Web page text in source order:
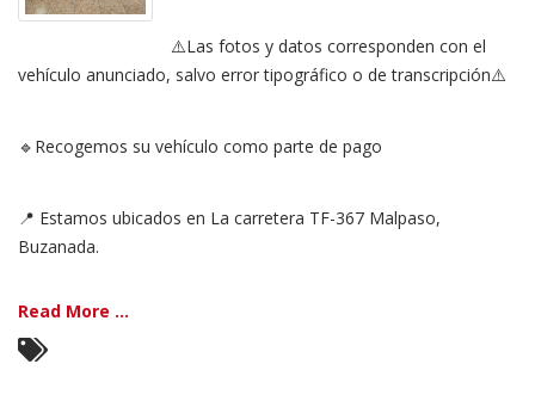
⚠️Las fotos y datos corresponden con el
vehículo anunciado, salvo error tipográfico o de transcripción⚠️
🔹Recogemos su vehículo como parte de pago
📍 Estamos ubicados en La carretera TF-367 Malpaso,
Buzanada.
Read More ...